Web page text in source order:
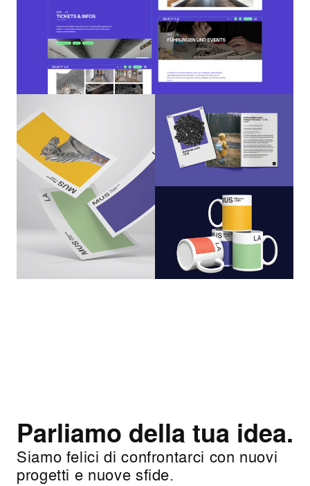
Parliamo della tua idea.
Siamo felici di confrontarci con nuovi
progetti e nuove sfide.